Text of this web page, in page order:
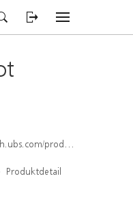
index/isin/CH1578798238
Produktdetail